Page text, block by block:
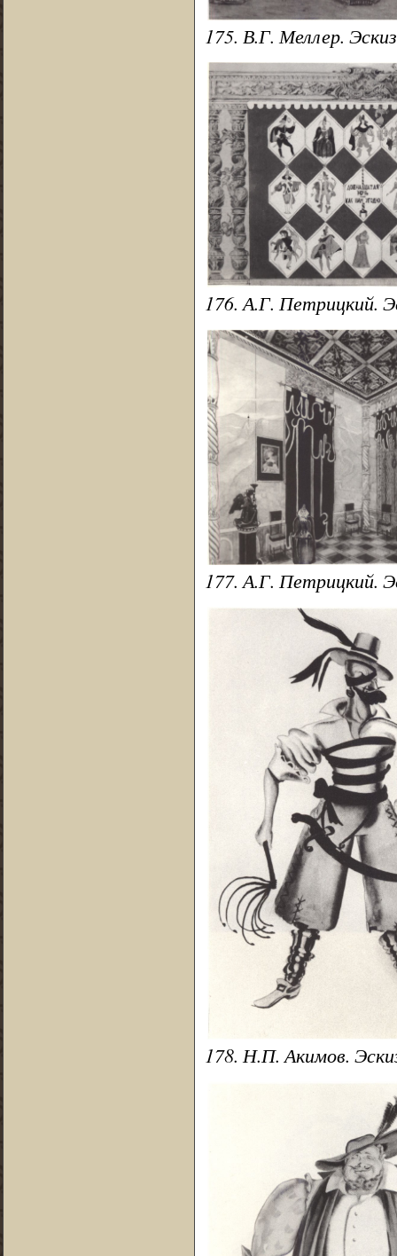
175. В.Г. Меллер.
176. А.Г. Петрицкий.
177. А.Г. Петрицкий.
178. Н.П. Акимов.